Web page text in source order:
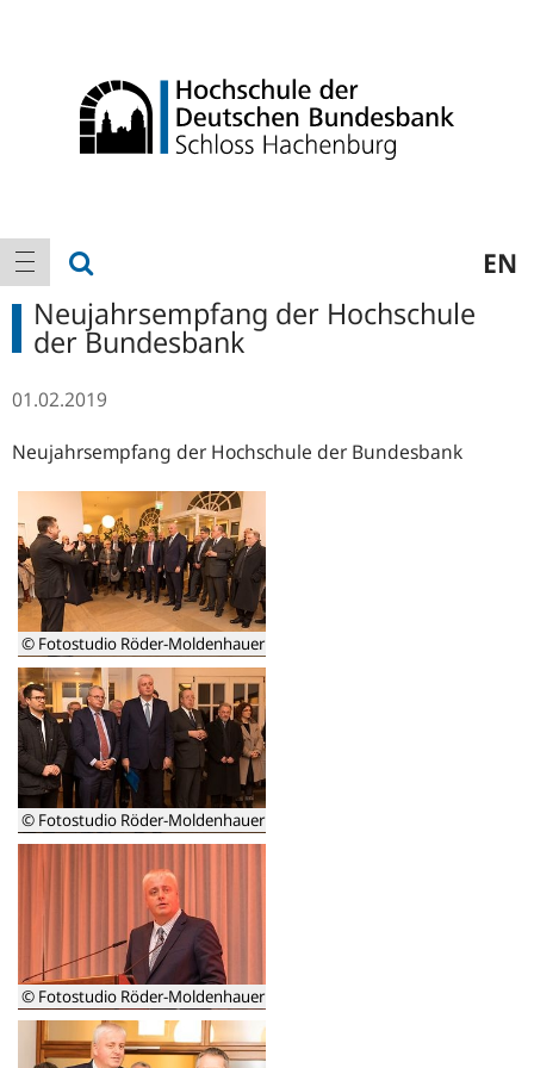
Hauptnavigation
Navigation anzeigen EN
Neujahrsempfang der Hochschule
der Bundesbank
01.02.2019
Neujahrsempfang der Hochschule der Bundesbank
© Fotostudio Röder-Moldenhauer
Rektor
Erich
Keller
begrüßt
die
Gäste
beim
Neujahrsempfang
© Fotostudio Röder-Moldenhauer
v.l.
Stadtbürgermeister
und
Burkhard
Balz
© Fotostudio Röder-Moldenhauer
Burkhard
Balz